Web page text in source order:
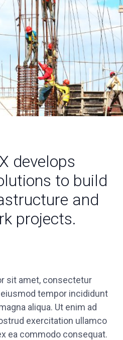
develops
to build
and
projects.
sit amet, consectetur
tempor incididunt
aliqua. Ut enim ad
exercitation ullamco
ea commodo consequat.